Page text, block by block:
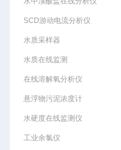
SCD游动电流分析仪
水质采样器
水质在线监测
在线溶解氧分析仪
悬浮物污泥浓度计
水硬度在线监测仪
工业余氯仪